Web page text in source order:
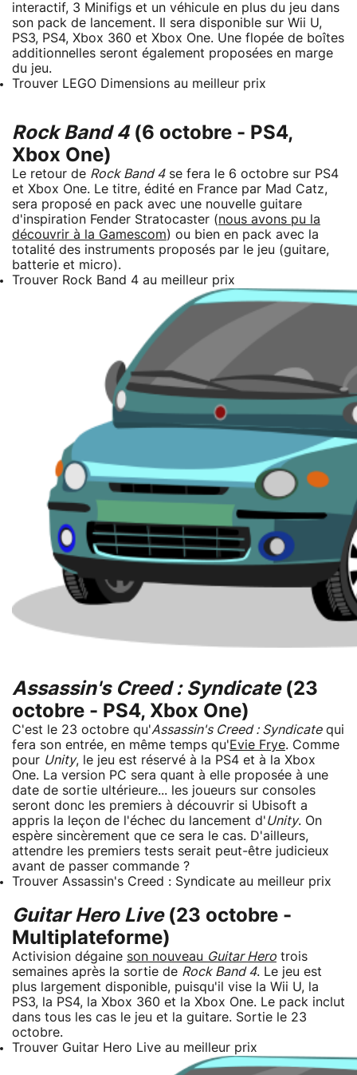
interactif, 3 Minifigs et un véhicule en plus du jeu dans
son pack de lancement. Il sera disponible sur Wii U,
PS3, PS4, Xbox 360 et Xbox One. Une flopée de boîtes
additionnelles seront également proposées en marge
du jeu.
Trouver LEGO Dimensions au meilleur prix
Rock Band 4(6 octobre - PS4,
Xbox One)
Le retour de Rock Band 4se fera le 6 octobre sur PS4
et Xbox One. Le titre, édité en France par Mad Catz,
sera proposé en pack avec une nouvelle guitare
d'inspiration Fender Stratocaster (nous avons pu la
découvrir à la Gamescom) ou bien en pack avec la
totalité des instruments proposés par le jeu (guitare,
batterie et micro).
Trouver Rock Band 4 au meilleur prix
Assassin's Creed : Syndicate(23
octobre - PS4, Xbox One)
C'est le 23 octobre qu'Assassin's Creed : Syndicatequi
fera son entrée, en même temps qu'Evie Frye. Comme
pour Unity, le jeu est réservé à la PS4 et à la Xbox
One. La version PC sera quant à elle proposée à une
date de sortie ultérieure... les joueurs sur consoles
seront donc les premiers à découvrir si Ubisoft a
appris la leçon de l'échec du lancement d'Unity. On
espère sincèrement que ce sera le cas. D'ailleurs,
attendre les premiers tests serait peut-être judicieux
avant de passer commande ?
Trouver Assassin's Creed : Syndicate au meilleur prix
Guitar Hero Live(23 octobre -
Multiplateforme)
Activision dégaine son nouveau Guitar Hero trois
semaines après la sortie de Rock Band 4. Le jeu est
plus largement disponible, puisqu'il vise la Wii U, la
PS3, la PS4, la Xbox 360 et la Xbox One. Le pack inclut
dans tous les cas le jeu et la guitare. Sortie le 23
octobre.
Trouver Guitar Hero Live au meilleur prix